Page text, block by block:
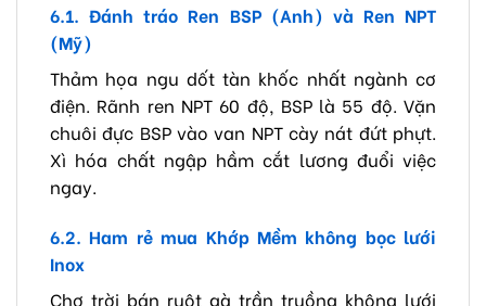
6.1. Đánh tráo Ren BSP (Anh) và Ren NPT
(Mỹ)
Thảm họa ngu dốt tàn khốc nhất ngành cơ
điện. Rãnh ren NPT 60 độ, BSP là 55 độ. Vặn
chuôi đực BSP vào van NPT cày nát đứt phựt.
Xì hóa chất ngập hầm cắt lương đuổi việc
ngay.
6.2. Ham rẻ mua Khớp Mềm không bọc lưới
Inox
Chợ trời bán ruột gà trần truồng không lưới